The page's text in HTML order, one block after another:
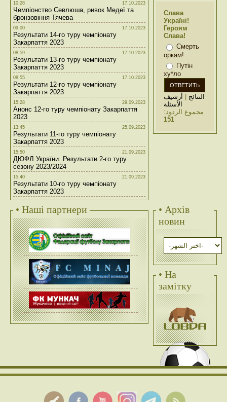
10:28 17.10.2023
Чемпіонство Севлюша, ривок Медеї та
бронзовіння Тячева
09:00 17.10.2023
Результати 14-го туру чемпіонату
Закарпаття 2023
08:59 17.10.2023
Результати 13-го туру чемпіонату
Закарпаття 2023
08:55 17.10.2023
Результати 12-го туру чемпіонату
Закарпаття 2023
15:28 29.09.2023
Анонс 12-го туру чемпіонату Закарпаття
2023
13:45 25.09.2023
Результати 11-го туру чемпіонату
Закарпаття 2023
15:50 21.09.2023
ДЮФЛ України. Результати 2-го туру
сезону 2023/2024
15:40 21.09.2023
Результати 10-го туру чемпіонату
Закарпаття 2023
Слава
Україні!
Героям
Слава!
Смерть
оркам!
Путін
ху*ло
النتائج | أرشيف
الأسئلة
مجموع الردود:
151
• Наші партнери
• Архів
новин
• На
замітку